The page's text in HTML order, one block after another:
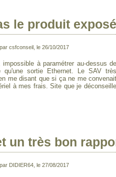
le produit
csfconseil, le 26/10/2017
à paramétrer au-dessus de
sortie Ethernet. Le SAV très
me disant que si ça ne me convenait
à mes frais. Site que je déconseille
un très bon
DIDIER64, le 27/08/2017